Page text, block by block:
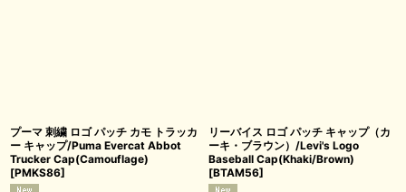
プーマ 刺繍 ロゴ パッチ カモ トラッカ
ー キャップ/Puma Evercat Abbot
Trucker Cap(Camouflage)
[PMKS86]
リーバイス ロゴ パッチ キャップ（カ
ーキ・ブラウン）/Levi's Logo
Baseball Cap(Khaki/Brown)
[BTAM56]